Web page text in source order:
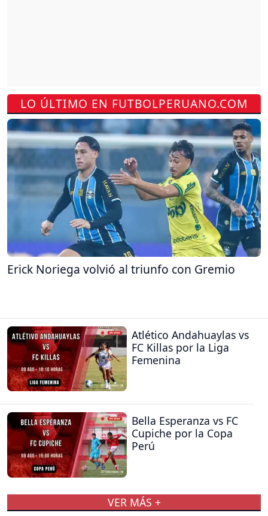
LO ÚLTIMO EN FUTBOLPERUANO.COM
Erick Noriega volvió al triunfo con Gremio
Atlético Andahuaylas vs
FC Killas por la Liga
Femenina
Bella Esperanza vs FC
Cupiche por la Copa
Perú
VER MÁS +